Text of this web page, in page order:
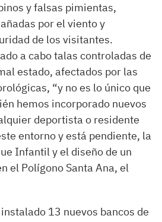
y falsas pimientas,
por el viento y
de los visitantes.
a cabo talas controladas de
estado, afectados por las
“y no es lo único que
hemos incorporado nuevos
deportista o residente
entorno y está pendiente, la
Infantil y el diseño de un
el Polígono Santa Ana, el
13 nuevos bancos de